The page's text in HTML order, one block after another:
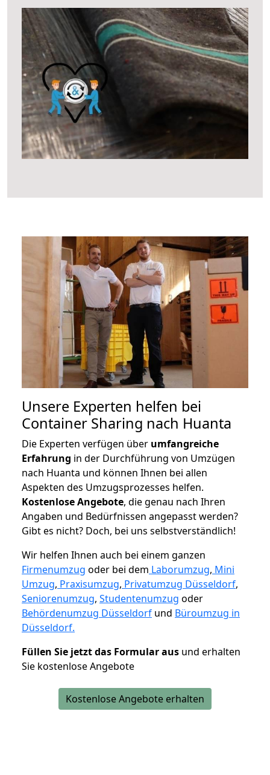
Unsere Experten helfen bei
Container Sharing nach Huanta
Die Experten verfügen über umfangreiche
Erfahrung in der Durchführung von Umzügen
nach Huanta und können Ihnen bei allen
Aspekten des Umzugsprozesses helfen.
Kostenlose Angebote, die genau nach Ihren
Angaben und Bedürfnissen angepasst werden?
Gibt es nicht? Doch, bei uns selbstverständlich!
Wir helfen Ihnen auch bei einem ganzen
Firmenumzug oder bei dem Laborumzug, Mini
Umzug, Praxisumzug, Privatumzug Düsseldorf,
Seniorenumzug, Studentenumzug oder
Behördenumzug Düsseldorf und Büroumzug in
Düsseldorf.
Füllen Sie jetzt das Formular aus und erhalten
Sie kostenlose Angebote
Kostenlose Angebote erhalten